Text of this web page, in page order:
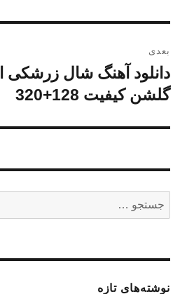
بعدی
نوشته
بعدی:
دانلود آهنگ شال زرشکی
گلشن کیفیت 128+320
برای:
نوشته‌های تازه